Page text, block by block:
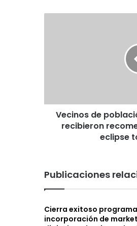
e
i
ó
M
a
Vecinos de
recibieron
eclipse
Publicaciones
Cierra exitoso
incorporación de